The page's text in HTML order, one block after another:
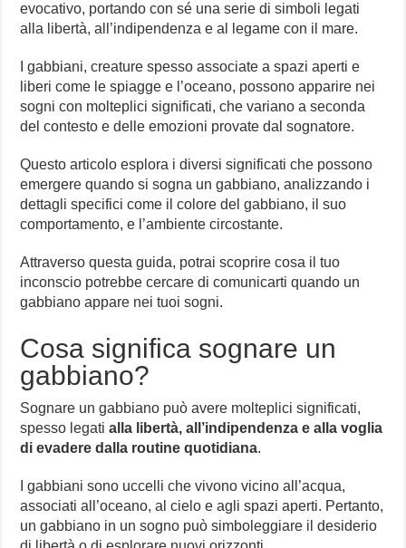
evocativo, portando con sé una serie di simboli legati
alla libertà, all’indipendenza e al legame con il mare.
I gabbiani, creature spesso associate a spazi aperti e
liberi come le spiagge e l’oceano, possono apparire nei
sogni con molteplici significati, che variano a seconda
del contesto e delle emozioni provate dal sognatore.
Questo articolo esplora i diversi significati che possono
emergere quando si sogna un gabbiano, analizzando i
dettagli specifici come il colore del gabbiano, il suo
comportamento, e l’ambiente circostante.
Attraverso questa guida, potrai scoprire cosa il tuo
inconscio potrebbe cercare di comunicarti quando un
gabbiano appare nei tuoi sogni.
Cosa significa sognare un
gabbiano?
Sognare un gabbiano può avere molteplici significati,
spesso legatialla libertà, all’indipendenza e alla voglia
di evadere dalla routine quotidiana.
I gabbiani sono uccelli che vivono vicino all’acqua,
associati all’oceano, al cielo e agli spazi aperti. Pertanto,
un gabbiano in un sogno può simboleggiare il desiderio